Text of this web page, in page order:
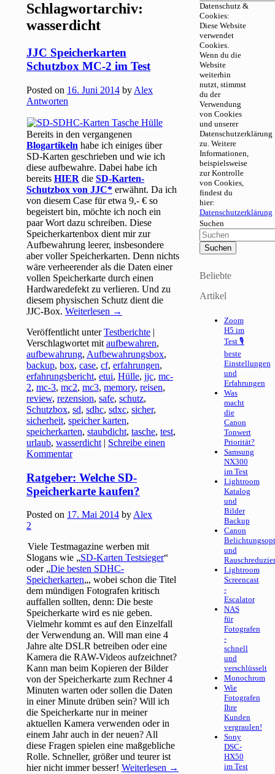
Schlagwortarchiv:
wasserdicht
JJC Speicherkarten
Schutzbox MC-2 im Test
Posted on 16. Juni 2014 by Alex
Antworten
Bereits in den vergangenen
Blogartikeln habe ich einiges über
SD-Karten geschrieben und wie ich
diese aufbewahre. Dabei habe ich
bereitsHIER dieSD-Karten-
Schutzbox von JJC
erwähnt. Da ich
von diesem Case für etwa 9,- € so
begeistert bin, möchte ich noch ein
paar Wort dazu schreiben. Diese
Speicherkartenbox dient mir zur
Aufbewahrung leerer, insbesondere
aber voller Speicherkarten. Denn nichts
wäre verheerender als die Daten einer
vollen Speicherkarte durch einen
Hardwaredefekt zu verlieren. Und zu
diesem physischen Schutz dient die
JJC-Box.Weiterlesen →
Veröffentlicht unter Testberichte |
Verschlagwortet mit aufbewahren,
aufbewahrung, Aufbewahrungsbox,
backup,box,case,cf,erfahrungen,
erfahrungsbericht,etui,Hülle,jjc,mc-
2,mc-3,mc2,mc3,memory,reisen,
review,rezension,safe,schutz,
Schutzbox,sd,sdhc,sdxc,sicher,
sicherheit,speicher karten,
speicherkarten,staubdicht,tasche,test,
urlaub,wasserdicht | Schreibe einen
Kommentar
Ratgeber: Welche SD-
Speicherkarte kaufen?
Posted on 17. Mai 2014 byAlex
2
Viele Testmagazine werben mit
Slogans wie „SD-Karten Testsieger“
oder „Die besten SDHC-
Speicherkarten„, wobei schon die Titel
dem mündigen Fotografen kritisch
auffallen sollten, denn: Die beste
Speicherkarte wird es nie geben.
Vielmehr kommt es auf den Einzelfall
der Verwendung an. Will man eine 4
Jahre alte DSLR betreiben oder eine
Kamera die RAW-Videos aufzeichnet?
Kann man beim Kopieren der Bilder
von der Speicherkarte zum Rechner 4
Minuten warten oder sollen die Daten
in einer Minute drüben sein? Will ich
die Speicherkarte nur in meiner
aktuellen Kamera verwenden oder in
einem Jahr auch in der neuen? All
diese Fragen spielen eine maßgebliche
Rolle. Schneller, größer und teurer ist
hier nicht immer besser!Weiterlesen →
Datenschutz &
Cookies:
Diese Website
verwendet
Cookies.
Wenn du die
Website
weiterhin
nutzt, stimmst
du der
Verwendung
von Cookies
und unserer
Datenschutzerklärung
zu. Weitere
Informationen,
beispielsweise
zur Kontrolle
von Cookies,
findest du
hier:
Datenschutzerklärung
Suchen
Beliebte
Artikel
Zoom
H5 im
Test 🎙
beste
Einstellungen
und
Erfahrungen
Was
macht
die
Canon
Tonwert
Priorität?
Samsung
NX300
im Test
Lightroom
Katalog
und
Bilder
Backup
Canon
und
Lightroom
Screencast
-
Escalator
NAS
für
Fotografen
-
schnell
und
verschlüsselt
Monochrom
Wie
Fotografen
Ihre
Kunden
vergraulen!
Sony
DSC-
HX50
im Test